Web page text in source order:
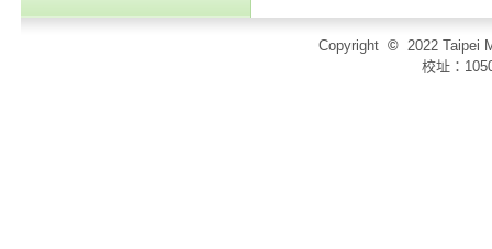
Copyright © 2022 Taipei
校址：